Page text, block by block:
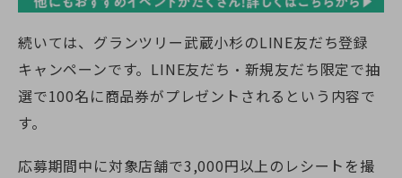
続いては、グランツリー武蔵小杉のLINE友だち登録
キャンペーンです。LINE友だち・新規友だち限定で抽
選で100名に商品券がプレゼントされるという内容で
す。
応募期間中に対象店舗で3,000円以上のレシートを撮